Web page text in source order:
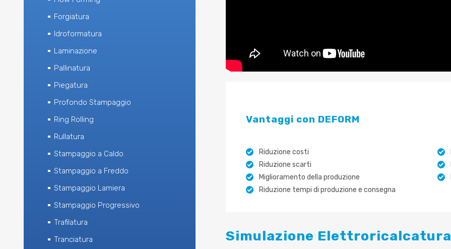
Forgiatura
Idroformatura
Laminazione
Pallinatura
Piegatura
Profondo Stampaggio
Ring Rolling
Rullatura
Stampaggio a Caldo
Stampaggio a Freddo
Stampaggio Lamiera
Stampaggio Progressivo
Trafilatura
Tranciatura
Vantaggi con DEFORM
Riduzione costi
Riduzione scarti
Miglioramento della produzione
Riduzione tempi di produzione e consegna
Simulazione Elettroricalcatura